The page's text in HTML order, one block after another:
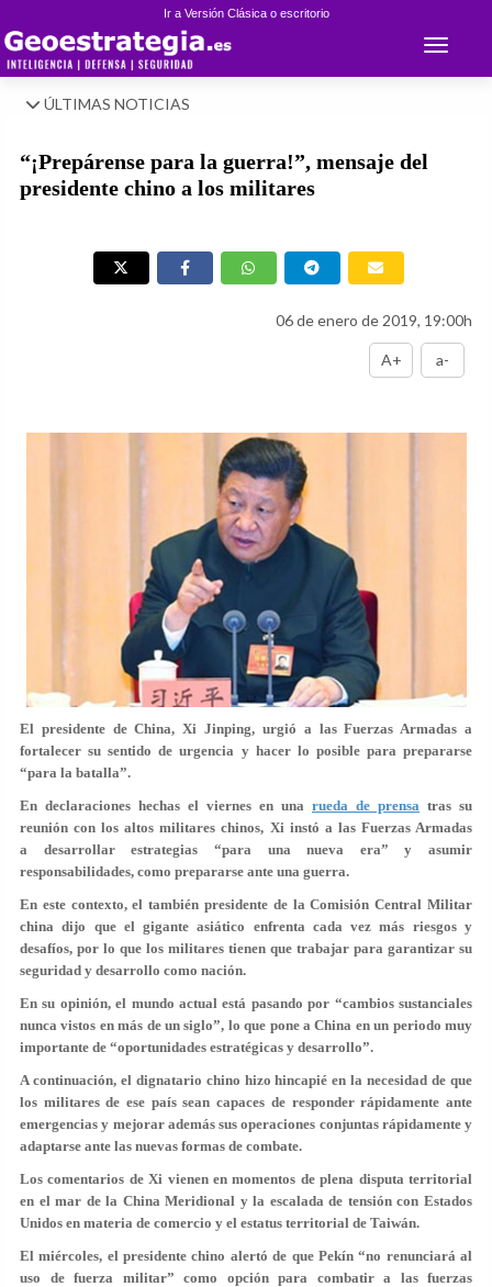
Ir a Versión Clásica o escritorio
Toggle
ÚLTIMAS NOTICIAS
“¡Prepárense para la guerra!”, mensaje del
presidente chino a los militares
06 de enero de 2019, 19:00h
A+ a-
El presidente de China, Xi Jinping, urgió a las Fuerzas Armadas a
fortalecer su sentido de urgencia y hacer lo posible para prepararse
“para la batalla”.
En declaraciones hechas el viernes en una rueda de prensa tras su
reunión con los altos militares chinos, Xi instó a las Fuerzas Armadas
a desarrollar estrategias “para una nueva era” y asumir
responsabilidades, como prepararse ante una guerra.
En este contexto, el también presidente de la Comisión Central Militar
china dijo que el gigante asiático enfrenta cada vez más riesgos y
desafíos, por lo que los militares tienen que trabajar para garantizar su
seguridad y desarrollo como nación.
En su opinión, el mundo actual está pasando por “cambios sustanciales
nunca vistos en más de un siglo”, lo que pone a China en un periodo muy
importante de “oportunidades estratégicas y desarrollo”.
A continuación, el dignatario chino hizo hincapié en la necesidad de que
los militares de ese país sean capaces de responder rápidamente ante
emergencias y mejorar además sus operaciones conjuntas rápidamente y
adaptarse ante las nuevas formas de combate.
Los comentarios de Xi vienen en momentos de plena disputa territorial
en el mar de la China Meridional y la escalada de tensión con Estados
Unidos en materia de comercio y el estatus territorial de Taiwán.
El miércoles, el presidente chino alertó de que Pekín “no renunciará al
uso de fuerza militar” como opción para combatir a las fuerzas